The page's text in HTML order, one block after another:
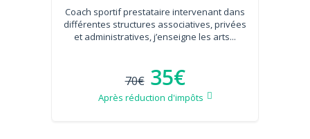
Coach sportif prestataire intervenant dans
différentes structures associatives, privées
et administratives, j’enseigne les arts...
70€ 35€
Après réduction d'impôts